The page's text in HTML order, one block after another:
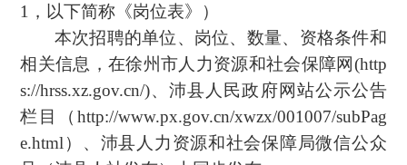
1，以下简称《岗位表》）
本次招聘的单位、岗位、数量、资格条件和
相关信息，在徐州市人力资源和社会保障网(http
s://hrss.xz.gov.cn/)、沛县人民政府网站公示公告
栏目（http://www.px.gov.cn/xwzx/001007/subPag
e.html）、沛县人力资源和社会保障局微信公众